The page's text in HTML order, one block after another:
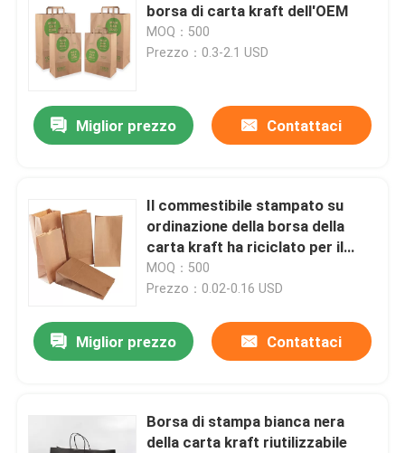
borsa di carta kraft dell'OEM
MOQ：500
Prezzo：0.3-2.1 USD
Miglior prezzo Contattaci
Il commestibile stampato su
ordinazione della borsa della
carta kraft ha riciclato per il
panino del pane
MOQ：500
Prezzo：0.02-0.16 USD
Miglior prezzo Contattaci
Borsa di stampa bianca nera
della carta kraft riutilizzabile